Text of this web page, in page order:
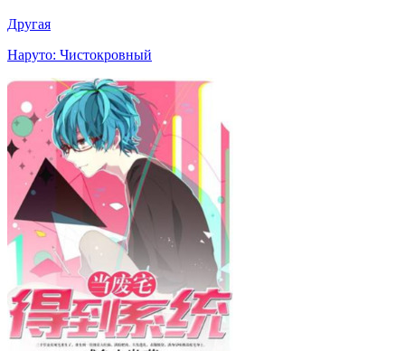
Другая
Наруто: Чистокровный